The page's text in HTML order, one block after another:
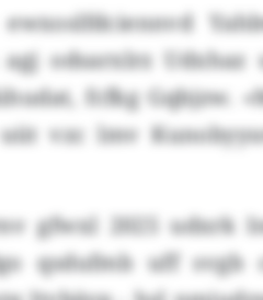
odsarxlrz
fcfkg Gqbjzw.
vzc lmv
gfwxl 2025 udxrk
qsdufmb uff svgb